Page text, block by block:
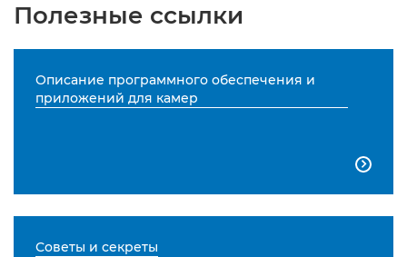
Полезные ссылки
Описание программного обеспечения и
приложений для камер

Советы и секреты